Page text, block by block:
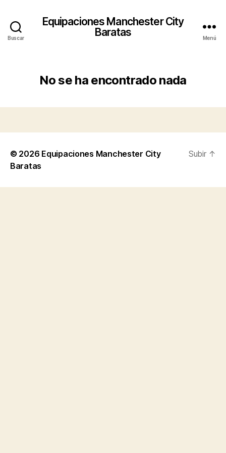
Buscar
Equipaciones Manchester City
Baratas
Menú
No se ha encontrado nada
© 2026 Equipaciones Manchester City
Baratas
Subir ↑